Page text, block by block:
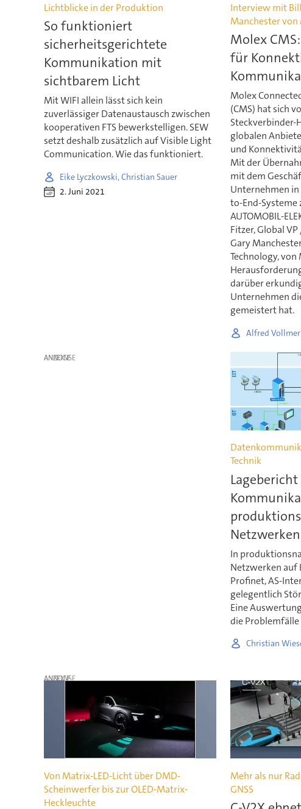
Lichtblicke in der Produktion
So funktioniert
sicherheitsgerichtete
Kommunikation mit
sichtbarem Licht
Mit WIFI allein lässt sich kein
zuverlässiger Datenaustausch zwischen
kooperativen FTS bewerkstelligen. SEW
setzt deshalb zusätzlich auf Visible Light
Communication. Wie das funktioniert.
Eike Lyczkowski, Christian Sauer
2. Juni 2021
Interview mit
Manchester von
Molex
für
Molex
(CMS) hat sich
Steckverbinder-
globalen
und
Mit der
mit dem
Unternehmen in
to-End-Systeme
AUTOMOBIL-
Fitzer, Global
Gary
Technology, von
darüber
Unternehmen
gemeistert hat.
Alfred Vollmer
ANZEIGE
Technik
Netzwerken
In
Netzwerken auf
Profinet, AS-
gelegentlich
Eine
die Problemfälle
Christian
ANZEIGE
Von Matrix-LED-Licht über DMD-
Scheinwerfer bis zur OLED-Matrix-
Heckleuchte
Mehr als nur
GNSS